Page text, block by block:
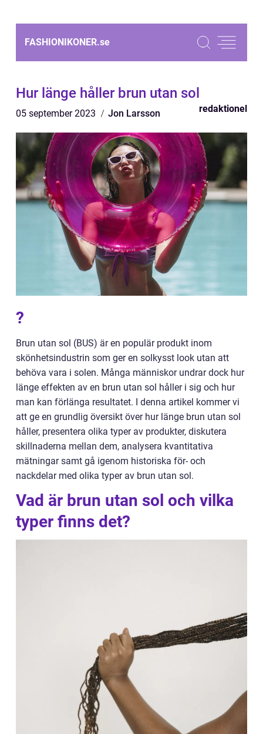
FASHIONIKONER.se
Hur länge håller brun utan sol
05 september 2023 Jon Larsson redaktionel
?
Brun utan sol (BUS) är en populär produkt inom
skönhetsindustrin som ger en solkysst look utan att
behöva vara i solen. Många människor undrar dock hur
länge effekten av en brun utan sol håller i sig och hur
man kan förlänga resultatet. I denna artikel kommer vi
att ge en grundlig översikt över hur länge brun utan sol
håller, presentera olika typer av produkter, diskutera
skillnaderna mellan dem, analysera kvantitativa
mätningar samt gå igenom historiska för- och
nackdelar med olika typer av brun utan sol.
Vad är brun utan sol och vilka
typer finns det?